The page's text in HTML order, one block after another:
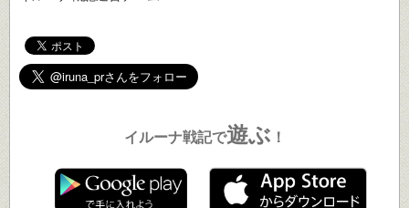
イルーナ戦記で遊ぶ ！